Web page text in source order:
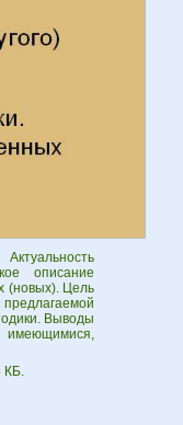
описание
(новых). Цель
Выводы
имеющимися,
КБ.